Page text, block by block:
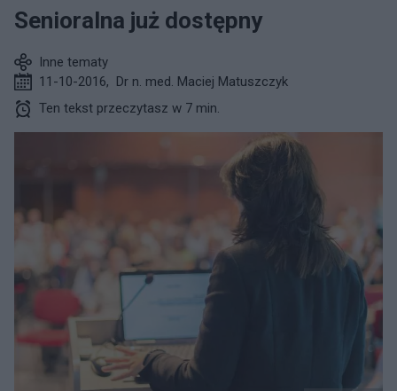
Senioralna już dostępny
Inne tematy
11-10-2016, Dr n. med. Maciej Matuszczyk
Ten tekst przeczytasz w 7 min.